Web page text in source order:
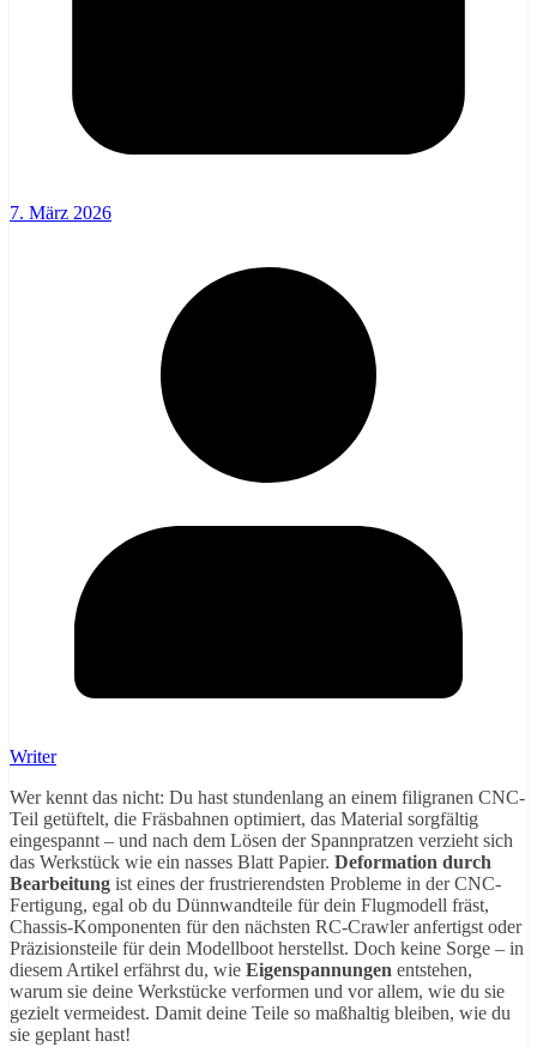
7. März 2026
Writer
Wer kennt das nicht: Du hast stundenlang an einem filigranen CNC-
Teil getüftelt, die Fräsbahnen optimiert, das Material sorgfältig
eingespannt – und nach dem Lösen der Spannpratzen verzieht sich
das Werkstück wie ein nasses Blatt Papier. Deformation durch
Bearbeitung ist eines der frustrierendsten Probleme in der CNC-
Fertigung, egal ob du Dünnwandteile für dein Flugmodell fräst,
Chassis-Komponenten für den nächsten RC-Crawler anfertigst oder
Präzisionsteile für dein Modellboot herstellst. Doch keine Sorge – in
diesem Artikel erfährst du, wie Eigenspannungen entstehen,
warum sie deine Werkstücke verformen und vor allem, wie du sie
gezielt vermeidest. Damit deine Teile so maßhaltig bleiben, wie du
sie geplant hast!